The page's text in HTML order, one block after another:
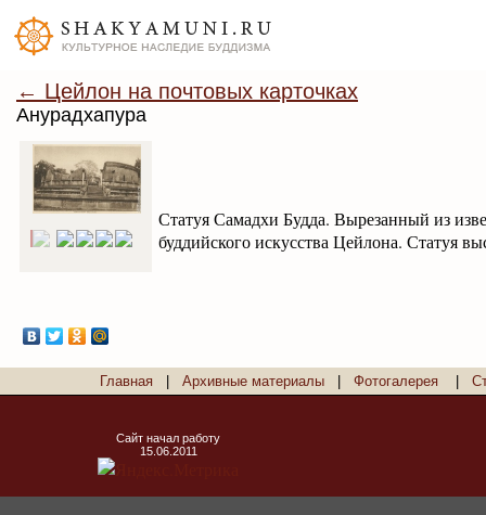
← Цейлон на почтовых карточках
Анурадхапура
Статуя Самадхи Будда. Вырезанный из
буддийского искусства Цейлона. Статуя
Главная Архивные материалы Фотогалерея
Сайт начал работу
15.06.2011